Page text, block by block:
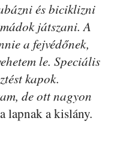
és biciklizni
játszani. A
a fejvédőnek,
le. Speciális
kapok.
de ott nagyon
lapnak a kislány.